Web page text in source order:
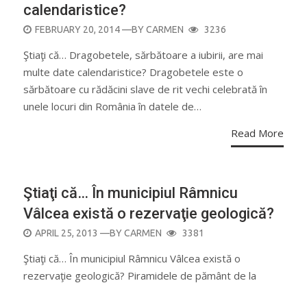
calendaristice?
POSTED
FEBRUARY 20, 2014—BYCARMEN 3236
Ştiaţi că… Dragobetele, sărbătoare a iubirii, are mai
multe date calendaristice? Dragobetele este o
sărbătoare cu rădăcini slave de rit vechi celebrată în
unele locuri din România în datele de…
Read More
Ştiaţi că… În municipiul Râmnicu
Vâlcea există o rezervaţie geologică?
POSTED
APRIL 25, 2013 —BYCARMEN 3381
Ştiaţi că… În municipiul Râmnicu Vâlcea există o
rezervaţie geologică? Piramidele de pământ de la